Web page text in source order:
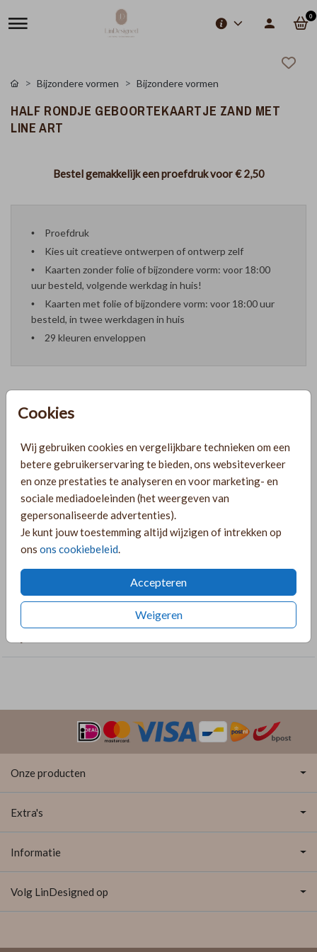
0
Cookies
Wij gebruiken cookies en vergelijkbare technieken om een
betere gebruikerservaring te bieden, ons websiteverkeer
en onze prestaties te analyseren en voor marketing- en
sociale mediadoeleinden (het weergeven van
gepersonaliseerde advertenties).
Je kunt jouw toestemming altijd wijzigen of intrekken op
ons ons cookiebeleid.
Accepteren
Weigeren
Bijzondere vormen Bijzondere vormen
HALF RONDJE GEBOORTEKAARTJE ZAND MET
LINE ART
Bestel gemakkelijk een proefdruk voor€ 2,50
Proefdruk
Kies uit creatieve ontwerpen of ontwerp zelf
Kaarten zonder folie of bijzondere vorm: voor 18:00
uur besteld, volgende werkdag in huis!
Kaarten met folie of bijzondere vorm: voor 18:00 uur
besteld, in twee werkdagen in huis
29 kleuren enveloppen
Formaten en prijzen
PRODUCTINFORMATIE
OMSCHRIJVING
Lief geboortekaartje in bijzondere vorm met een line art
Onze producten
Extra's
Informatie
Volg LinDesigned op